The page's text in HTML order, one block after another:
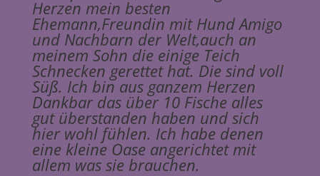
Herzen mein besten
Ehemann,Freundin mit Hund Amigo
und Nachbarn der Welt,auch an
meinem Sohn die einige Teich
Schnecken gerettet hat. Die sind voll
Süß. Ich bin aus ganzem Herzen
Dankbar das über 10 Fische alles
gut überstanden haben und sich
hier wohl fühlen. Ich habe denen
eine kleine Oase angerichtet mit
allem was sie brauchen.